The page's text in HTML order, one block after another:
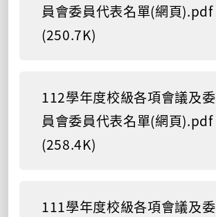
員會委員代表名單(網頁).pdf
(250.7K)
112學年度校級各項會議及委
員會委員代表名單(網頁).pdf
(258.4K)
111學年度校級各項會議及委